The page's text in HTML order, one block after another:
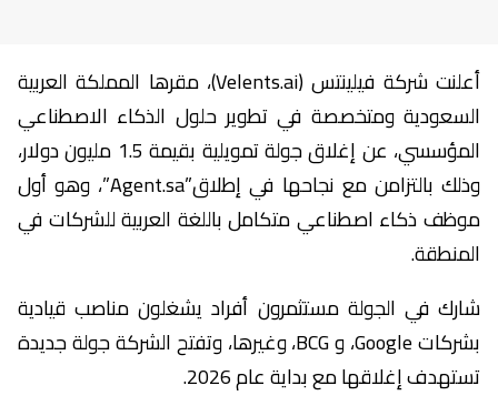
أعلنت شركة فيلينتس (Velents.ai)، مقرها المملكة العربية
السعودية ومتخصصة في تطوير حلول الذكاء الاصطناعي
المؤسسي، عن إغلاق جولة تمويلية بقيمة 1.5 مليون دولار،
وذلك بالتزامن مع نجاحها في إطلاق”Agent.sa”، وهو أول
موظف ذكاء اصطناعي متكامل باللغة العربية للشركات في
المنطقة.
شارك في الجولة مستثمرون أفراد يشغلون مناصب قيادية
بشركات Google، و BCG، وغيرها، وتفتح الشركة جولة جديدة
تستهدف إغلاقها مع بداية عام 2026.